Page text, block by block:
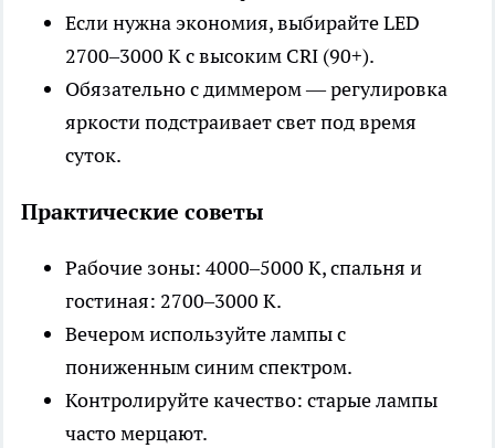
Если нужна экономия, выбирайте LED
2700–3000 K с высоким CRI (90+).
Обязательно с диммером — регулировка
яркости подстраивает свет под время
суток.
Практические советы
Рабочие зоны: 4000–5000 K, спальня и
гостиная: 2700–3000 K.
Вечером используйте лампы с
пониженным синим спектром.
Контролируйте качество: старые лампы
часто мерцают.